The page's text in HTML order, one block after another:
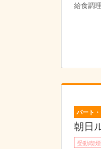
給食調
パート
朝日
受動喫